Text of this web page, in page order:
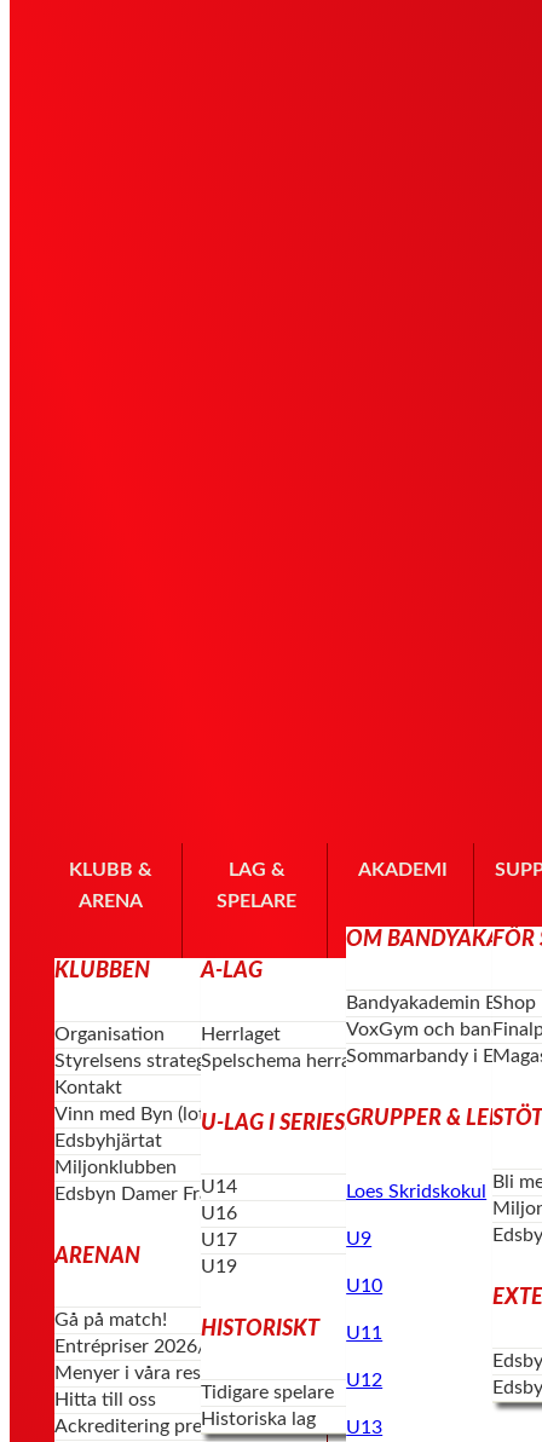
KLUBB &
ARENA
KLUBBEN
Organisation
Styrelsens strategi & vision
Kontakt
Vinn med Byn (lotterier)
Edsbyhjärtat
Miljonklubben
Edsbyn Damer Framåt
ARENAN
Gå på match!
Entrépriser 2026/27
Menyer i våra restauranger
Hitta till oss
Ackreditering press
LAG &
SPELARE
A-LAG
Herrlaget
Spelschema herrar
U-LAG I SERIESPEL
U14
U16
U17
U19
HISTORISKT
Tidigare spelare
Historiska lag
AKADEMI
OM
Bandyakademin
VoxGym och
Sommarbandy i
GRUPPER &
Loes Skridskokul
U9
U10
U11
U12
U13
FÖR
Shop
Bli